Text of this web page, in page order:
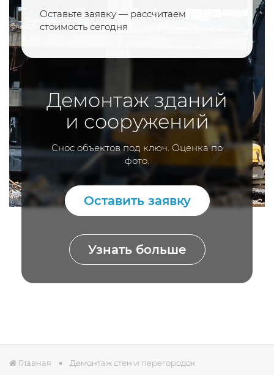
Оставьте заявку — рассчитаем
стоимость сегодня
Демонтаж зданий
и сооружений
Снос объектов под ключ. Оценка по
фото.
Оставить заявку
Узнать больше
Главная Демонтаж стен и перегородок